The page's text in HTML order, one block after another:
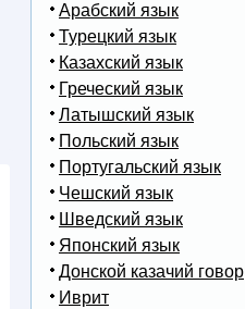
Арабский язык
Турецкий язык
Казахский язык
Греческий язык
Латышский язык
Польский язык
Португальский язык
Чешский язык
Шведский язык
Японский язык
Донской казачий говор
Иврит